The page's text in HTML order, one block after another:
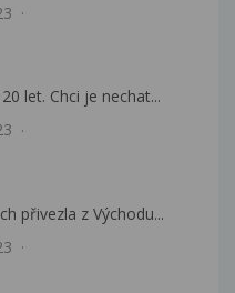
let. Chci je nechat...
přivezla z Východu...